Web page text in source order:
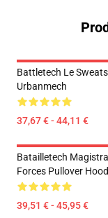
Battletech Le
Urbanmech
37,67 € - 44,11 €
Batailletech
Forces Pullover
39,51 € - 45,95 €